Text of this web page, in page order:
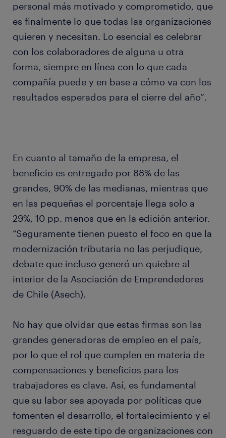
personal más motivado y comprometido, que
es finalmente lo que todas las organizaciones
quieren y necesitan. Lo esencial es celebrar
con los colaboradores de alguna u otra
forma, siempre en línea con lo que cada
compañía puede y en base a cómo va con los
resultados esperados para el cierre del año”.
En cuanto al tamaño de la empresa, el
beneficio es entregado por 88% de las
grandes, 90% de las medianas, mientras que
en las pequeñas el porcentaje llega solo a
29%, 10 pp. menos que en la edición anterior.
“Seguramente tienen puesto el foco en que la
modernización tributaria no las perjudique,
debate que incluso generó un quiebre al
interior de la Asociación de Emprendedores
de Chile (Asech).
No hay que olvidar que estas firmas son las
grandes generadoras de empleo en el país,
por lo que el rol que cumplen en materia de
compensaciones y beneficios para los
trabajadores es clave. Así, es fundamental
que su labor sea apoyada por políticas que
fomenten el desarrollo, el fortalecimiento y el
resguardo de este tipo de organizaciones con